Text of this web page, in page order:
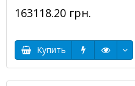
163118.20 грн.
Купить